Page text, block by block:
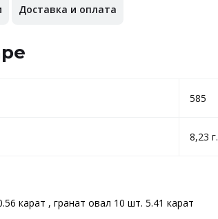
Доставка и оплата
585
8,23 г.
карат , гранат овал 10 шт. 5.41 карат